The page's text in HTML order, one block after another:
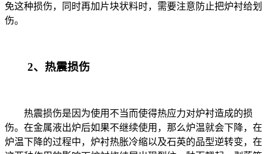
免这种损伤，同时再加片块状料时，需要注意防止把炉衬给划
伤。
2、热震损伤
热震损伤是因为使用不当而使得热应力对炉衬造成的损
伤。在金属液出炉后如果不继续使用，那么炉温就会下降，在
炉温下降的过程中，炉衬热胀冷缩以及石英的品型逆转变，在